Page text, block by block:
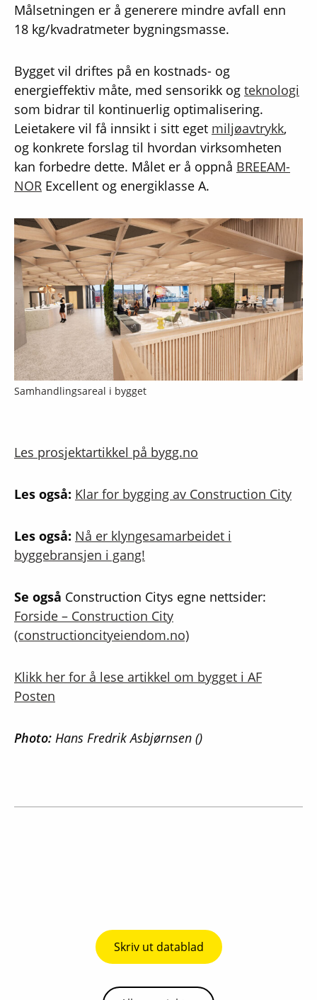
Målsetningen er å generere mindre avfall enn
18 kg/kvadratmeter bygningsmasse.
Bygget vil driftes på en kostnads- og
energieffektiv måte, med sensorikk og teknologi
som bidrar til kontinuerlig optimalisering.
Leietakere vil få innsikt i sitt eget miljøavtrykk,
og konkrete forslag til hvordan virksomheten
kan forbedre dette. Målet er å oppnå BREEAM-
NOR Excellent og energiklasse A.
Samhandlingsareal i bygget
Les prosjektartikkel på bygg.no
Les også: Klar for bygging av Construction City
Les også: Nå er klyngesamarbeidet i
byggebransjen i gang!
Se også Construction Citys egne nettsider:
Forside – Construction City
(constructioncityeiendom.no)
Klikk her for å lese artikkel om bygget i AF
Posten
Photo: Hans Fredrik Asbjørnsen ()
Skriv ut datablad